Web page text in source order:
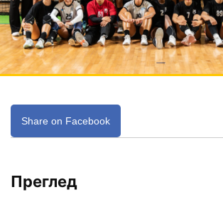
Share on Facebook
Преглед